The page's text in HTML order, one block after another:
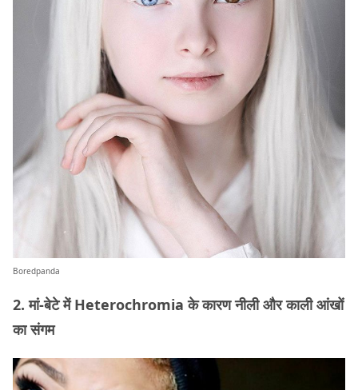
Boredpanda
2. मां-बेटे में Heterochromia के कारण नीली और काली आंखों
का संगम